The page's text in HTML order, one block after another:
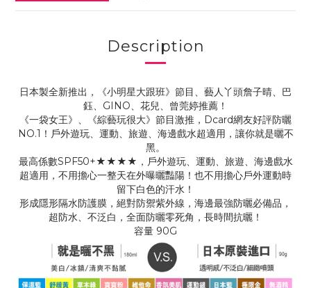
Description
日本製全新推出，《小明星大跟班》節目、藝人丫頭詹子晴、巴
鈺、GINO、花兒、曾莞婷推薦！
《一袋女王》、《綜藝玩很大》節目激推，Dcard網友好評防曬
NO.1！戶外遊玩、運動、旅遊、海邊戲水超適用，讓你就是曬不
黑。
最高係數SPF50+★★★★，戶外遊玩、運動、旅遊、海邊戲水
超適用，不用擔心一整天在外曝曬豔陽！也不用擔心戶外運動時
留下白色的汗水！
形成隱形隔水防護膜，絕對防禦紫外線，海邊最強防曬必備品，
超防水、不泛白，全面防曬零死角，長時間抗曬！
容量 90G